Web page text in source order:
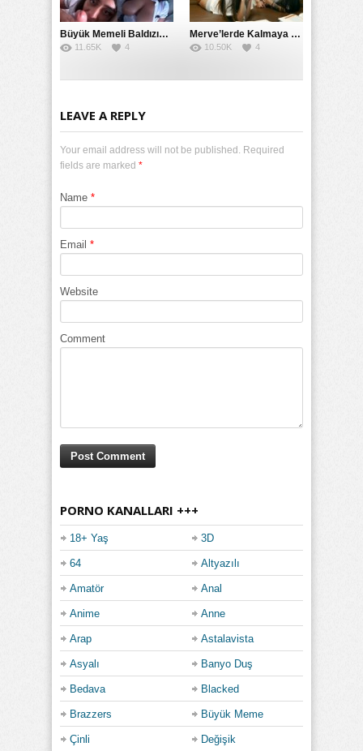
Büyük Memeli Baldızının Takipçilerinin Çoğalması İçin Yardım Etti
11.65K 4
Merve’lerde Kalmaya Gelen Liseli Kız Fanteziyi Dibine Verdirdi
10.50K 4
LEAVE A REPLY
Your email address will not be published. Required
fields are marked *
Name *
Email *
Website
Comment
PORNO KANALLARI +++
18+ Yaş 3D
64 Altyazılı
Amatör Anal
Anime Anne
Arap Astalavista
Asyalı Banyo Duş
Bedava Blacked
Brazzers Büyük Meme
Çinli Değişik